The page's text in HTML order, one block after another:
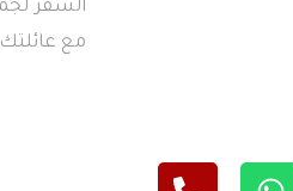
السفر
مع